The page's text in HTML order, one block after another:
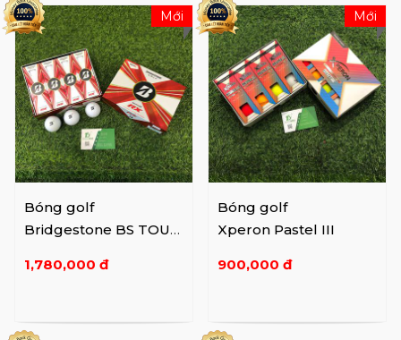
Bóng golf
Bridgestone BS TOUR
1,780,000 đ
Mới
Bóng golf
Xperon Pastel III
900,000 đ
Mới